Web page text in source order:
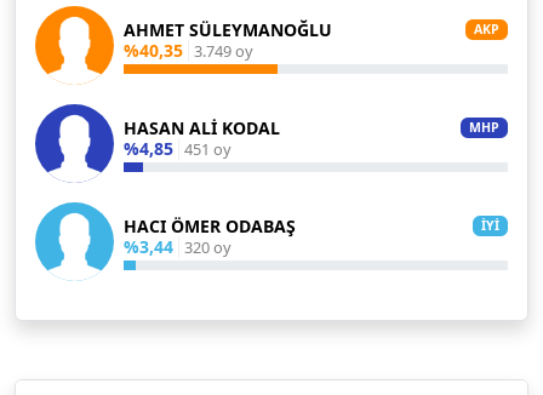
AHMET SÜLEYMANOĞLU AKP
%40,35 3.749 oy
HASAN ALİ KODAL MHP
%4,85 451 oy
HACI ÖMER ODABAŞ İYİ
%3,44 320 oy